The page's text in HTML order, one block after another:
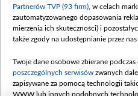
Partnerów TVP (93 firm) , w celach
zautomatyzowanego dopasowania
mierzenia ich skuteczności) i
także zgody na udostępnianie przez
Twoje dane osobowe zbierane
poszczególnych serwisów zwanych
zapisywane za pomocą technologii
WWW lub innych podobnych